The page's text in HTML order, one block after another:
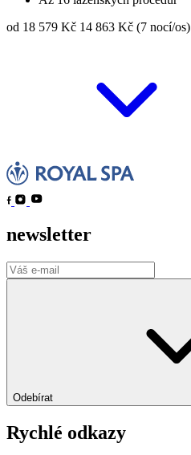
od 18 579 Kč 14 863 Kč (7 nocí/os)
newsletter
Odebírat
Rychlé odkazy